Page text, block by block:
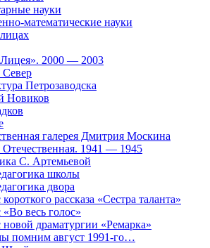
науки
математические науки
2000 — 2003
Север
Петрозаводска
Новиков
галерея Дмитрия Москина
Отечественная. 1941 — 1945
С. Артемьевой
школы
двора
рассказа «Сестра таланта»
весь голос»
драматургии «Ремарка»
помним август 1991-го…